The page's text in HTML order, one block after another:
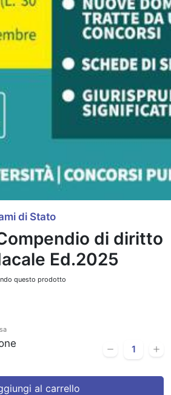
di Stato
di diritto
Ed.2025
questo prodotto
al carrello